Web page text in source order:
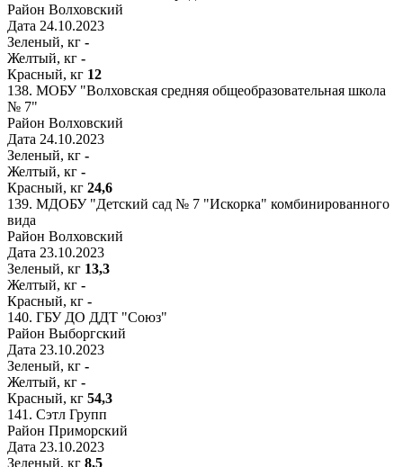
Район Волховский
Дата 24.10.2023
Зеленый, кг -
Желтый, кг -
Красный, кг 12
138. МОБУ "Волховская средняя общеобразовательная школа
№ 7"
Район Волховский
Дата 24.10.2023
Зеленый, кг -
Желтый, кг -
Красный, кг 24,6
139. МДОБУ "Детский сад № 7 "Искорка" комбинированного
вида
Район Волховский
Дата 23.10.2023
Зеленый, кг 13,3
Желтый, кг -
Красный, кг -
140. ГБУ ДО ДДТ "Союз"
Район Выборгский
Дата 23.10.2023
Зеленый, кг -
Желтый, кг -
Красный, кг 54,3
141. Сэтл Групп
Район Приморский
Дата 23.10.2023
Зеленый, кг 8,5